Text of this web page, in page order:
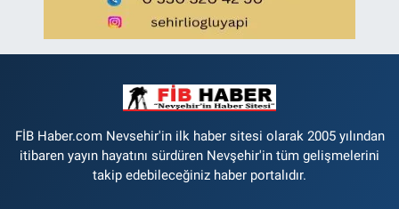
FİB Haber.com Nevsehir'in ilk haber sitesi olarak 2005 yılından
itibaren yayın hayatını sürdüren Nevşehir'in tüm gelişmelerini
takip edebileceğiniz haber portalıdır.